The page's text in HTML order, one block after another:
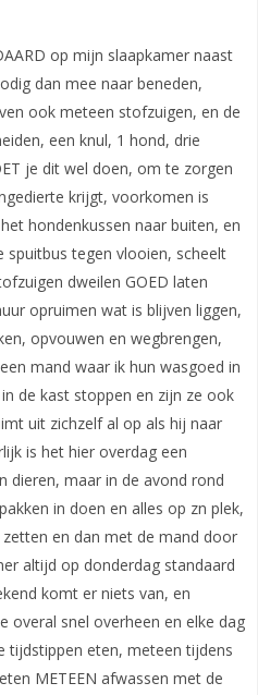
op mijn slaapkamer naast
dan mee naar beneden,
ook meteen stofzuigen, en de
een knul, 1 hond, drie
je dit wel doen, om te zorgen
krijgt, voorkomen is
hondenkussen naar buiten, en
tegen vlooien, scheelt
dweilen GOED laten
opruimen wat is blijven liggen,
opvouwen en wegbrengen,
mand waar ik hun wasgoed in
de kast stoppen en zijn ze ook
uit zichzelf al op als hij naar
is het hier overdag een
dieren, maar in de avond rond
in doen en alles op zn plek,
en dan met de mand door
altijd op donderdag standaard
komt er niets van, en
overal snel overheen en elke dag
tijdstippen eten, meteen tijdens
METEEN afwassen met de